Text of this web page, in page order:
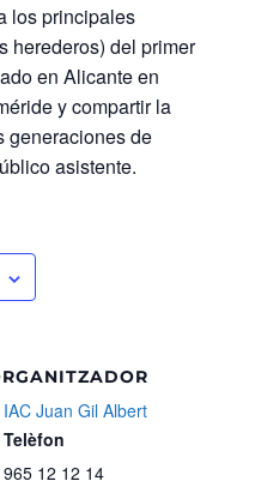
los principales
herederos) del primer
en Alicante en
y compartir la
generaciones de
asistente.
IAC Juan Gil Albert
Telèfon
965 12 12 14